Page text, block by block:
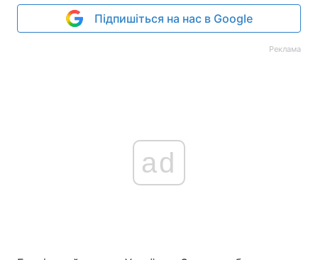
Підпишіться на нас в Google
Реклама
ad